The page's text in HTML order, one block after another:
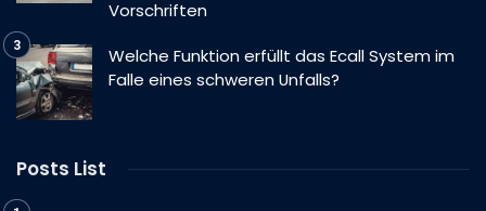
Vorschriften
Welche Funktion erfüllt das Ecall System im
Falle eines schweren Unfalls?
Posts List